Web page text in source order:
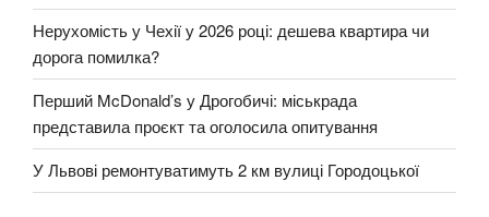
Нерухомість у Чехії у 2026 році: дешева квартира чи
дорога помилка?
Перший McDonald’s у Дрогобичі: міськрада
представила проєкт та оголосила опитування
У Львові ремонтуватимуть 2 км вулиці Городоцької